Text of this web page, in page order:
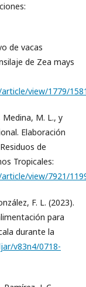
de vacas
de Zea mays
view/1779/
Medina, M. L., y
Elaboración
de
Tropicales:
view/7921/
F. L. (2023).
para
durante la
v83n4/0718-